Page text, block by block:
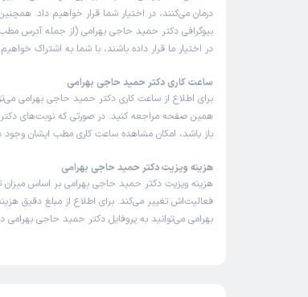
درمان می‌کنند، در اختیار شما قرار خواهیم داد.
بیوگرافی دکتر حمید حاجی بهرامی (از جمله آدرس
در اختیار ما قرار داده باشند، با شما به اشتراک
ساعت کاری دکتر حمید حاجی بهرامی
برای اطلاع از ساعت کاری دکتر حمید حاجی بهرامی
همین صفحه مراجعه کنید. در صورتی که نوبت‌های
باز باشد، امکان مشاهده ساعت کاری مطب ایشان وجود
هزینه ویزیت دکتر حمید حاجی بهرامی
هزینه ویزیت دکتر حمید حاجی بهرامی بر اساس
فعالیت‌اش تغییر می‌کند. برای اطلاع از مبلغ دقیق
بهرامی می‌توانید به پروفایل دکتر حمید حاجی بهرامی